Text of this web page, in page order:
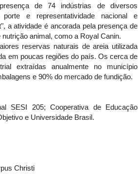
de 74 indústrias de diversos
e representatividade nacional e
a atividade é ancorada pela presença de
animal, como a Royal Canin.
reservas naturais de areia utilizada
em poucas regiões do país. Os cerca de
extraídas anualmente no município
e 90% do mercado de fundição.
SESI 205; Cooperativa de Educação
e Universidade Brasil.
Christi